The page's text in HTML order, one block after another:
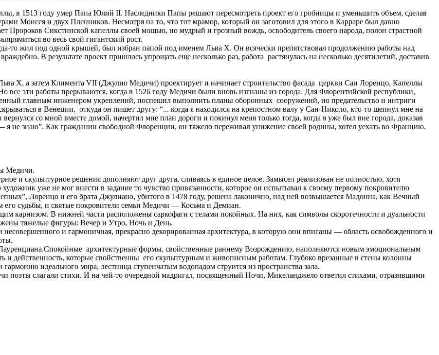
в 1513 году умер Папа Юлий II. Наследники Папы решают пересмотреть проект его гробницы и уменьшить объем, сделав
Моисея и двух Пленников. Несмотря на то, что тот мрамор, который он заготовил для этого в Карраре был давно
Пророков Сикстинской капеллы своей мощью, но мудрый и грозный вождь, освободитель своего народа, полон страстной
во весь свой гигантский рост.
то жил под одной крышей, был избран папой под именем Льва X. Он всячески препятствовал продолжению работы над
В результате проект пришлось упрощать еще несколько раз, работа растянулась на несколько десятилетий, доставив
X, а затем Климента VII (Джулио Медичи) проектирует и начинает строительство фасада церкви Сан Лоренцо, Капеллы
все эти работы прерываются, когда в 1526 году Медичи были вновь изгнаны из города. Для Флорентийской республики,
главным инженером укреплений, поспешил выполнить планы оборонных сооружений, но предательство и интриги
в Венеции, откуда он пишет другу: “... когда я находился на крепостном валу у Сан-Николо, кто-то шепнул мне на
со мной вместе домой, начертил мне план дороги и покинул меня только тогда, когда я уже был вне города, доказав
я не знаю”. Как гражданин свободной Флоренции, он тяжело переживал унижение своей родины, хотел уехать во Францию.
Медичи.
и скульптурное решения дополняют друг друга, сливаясь в единое целое. Замысел реализован не полностью, хотя
уже не мог внести в задание то чувство привязанности, которое он испытывал к своему первому покровителю
Лоренцо и его брата Джулиано, убитого в 1478 году, решена лаконично, над ней возвышается Мадонна, как Вечный
его судьбы, и святые покровители семьи Медичи — Косьма и Демиан.
карнизом. В нижней части расположены саркофаги с телами покойных. На них, как символы скоротечности и дуальности
тяжелые фигуры: Вечер и Утро, Ночь и День.
и гармоничная, прекрасно декорированная архитектура, в которую они вписаны — область освобожденного и
архитектурные формы, свойственные раннему Возрождению, наполняются новым эмоциональным
и действенность, которые свойственны его скульптурным и живописным работам. Глубоко врезанные в стены колонны
идеального мира, лестница ступенчатым водопадом струится из пространства зала.
поэты слагали стихи. И на чей-то очередной мадригал, посвященный Ночи, Микеланджело ответил стихами, отразившими